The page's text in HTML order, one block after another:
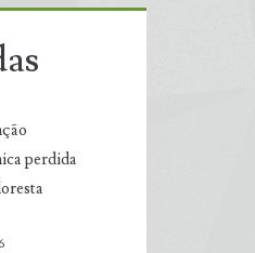
perdida